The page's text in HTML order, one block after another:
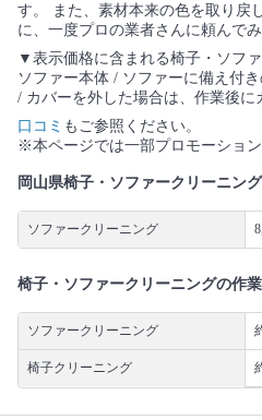
す。 また、素材本来の色を取り戻
に、一度プロの業者さんに頼んで
▼表示価格に含まれる椅子・ソフ
ソファー本体 / ソファーに備え付
/ カバーを外した場合は、作業後に
口コミ もご参照ください。
※本ページでは一部プロモーション
岡山県椅子・ソファークリーニン
ソファークリーニング
椅子・ソファークリーニングの作
ソファークリーニング
椅子クリーニング